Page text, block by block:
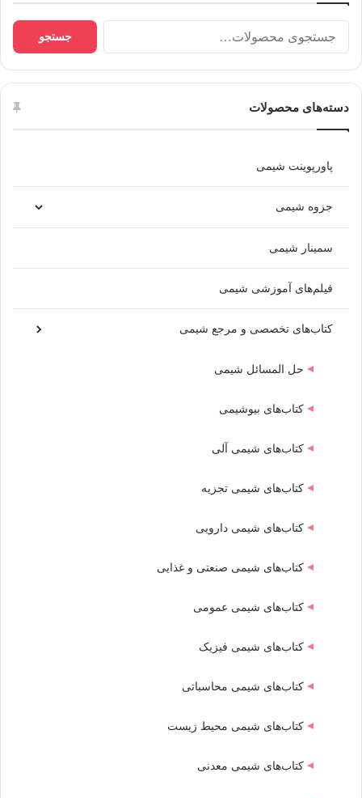
برای:
جستجو
دسته‌های محصولات
پاورپوینت شیمی
جزوه شیمی
سمینار شیمی
فیلم‌های آموزشی شیمی
کتاب‌های تخصصی و مرجع شیمی
حل المسائل شیمی
کتاب‌های بیوشیمی
کتاب‌های شیمی آلی
کتاب‌های شیمی تجزیه
کتاب‌های شیمی دارویی
کتاب‌های شیمی صنعتی و غذایی
کتاب‌های شیمی عمومی
کتاب‌های شیمی فیزیک
کتاب‌های شیمی محاسباتی
کتاب‌های شیمی محیط زیست
کتاب‌های شیمی معدنی